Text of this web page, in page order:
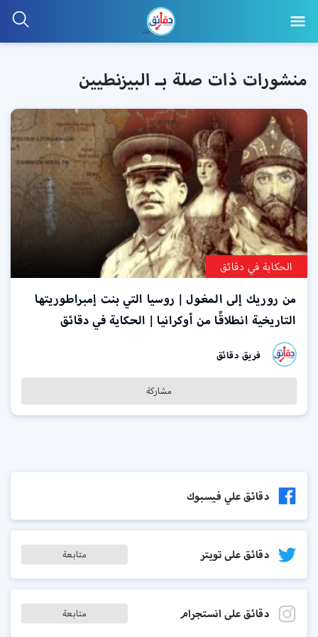
منشورات ذات صلة بـ البيزنطيين
الحكاية في دقائق
من روريك إلى المغول | روسيا التي بنت إمبراطوريتها
التاريخية انطلاقًا من أوكرانيا | الحكاية في دقائق
فريق دقائق
مشاركة
دقائق علي فيسبوك
دقائق على تويتر متابعة
دقائق على انستجرام متابعة